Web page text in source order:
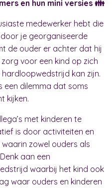
en hun mini versies 👪
medewerker hebt die
je georganiseerde
de ouder er achter dat hij
voor een kind op zich
kan zijn.
een dilemma dat soms
kijken.
met kinderen te
is door activiteiten en
zowel ouders als
aan een
waarbij het kind ook
waar ouders en kinderen